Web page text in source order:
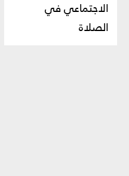
الاجتماعي في
الصلاة